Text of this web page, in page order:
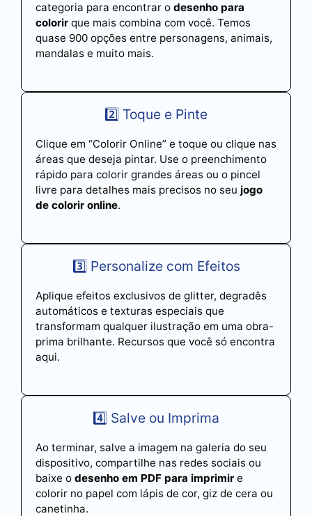
categoria para encontrar o desenho para
colorir que mais combina com você. Temos
quase 900 opções entre personagens, animais,
mandalas e muito mais.
2️⃣ Toque e Pinte
Clique em “Colorir Online” e toque ou clique nas
áreas que deseja pintar. Use o preenchimento
rápido para colorir grandes áreas ou o pincel
livre para detalhes mais precisos no seu jogo
de colorir online.
3️⃣ Personalize com Efeitos
Aplique efeitos exclusivos de glitter, degradês
automáticos e texturas especiais que
transformam qualquer ilustração em uma obra-
prima brilhante. Recursos que você só encontra
aqui.
4️⃣ Salve ou Imprima
Ao terminar, salve a imagem na galeria do seu
dispositivo, compartilhe nas redes sociais ou
baixe o desenho em PDF para imprimir e
colorir no papel com lápis de cor, giz de cera ou
canetinha.